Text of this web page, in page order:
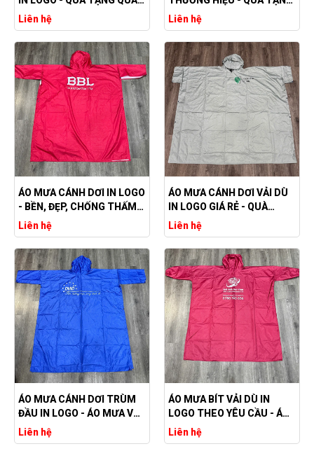
BÁ THƯƠNG HIỆU HIỆU
QUẢ
Liên hệ
QUẢNG CÁO GIÁ RẺ
Liên hệ
ÁO MƯA CÁNH DƠI IN LOGO
- BỀN, ĐẸP, CHỐNG THẤM
NƯỚC
Liên hệ
ÁO MƯA CÁNH DƠI VẢI DÙ
IN LOGO GIÁ RẺ - QUÀ
TẶNG DOANH NGHIỆP,
PHÒNG KHÁM, BỆNH VIỆN
Liên hệ
ÁO MƯA CÁNH DƠI TRÙM
ĐẦU IN LOGO - ÁO MƯA VẢI
DÙ GIÁ RẺ
Liên hệ
ÁO MƯA BÍT VẢI DÙ IN
LOGO THEO YÊU CẦU - ÁO
MƯA GIÁ XƯỞNG
Liên hệ